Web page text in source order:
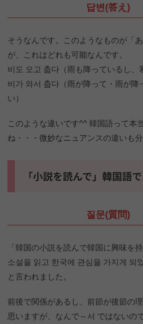
답변(答え)
そうなんです。このようなものが「
が、これはどれも可能なんです。
비도 오고 춥다（雨も降っているし、
비가 와서 춥다（雨が降って・雨が降
い）
このような違いです^^ 韓国語って本
ね・・・微妙なニュアンスの違いも
「小説を読んで」韓国語で
질문(質問)
「韓国の小説を読んで韓国に興味を
소설을 읽고 한국에 관심을 가지게 되
と言われました。
前後で関係があるし、前節が後節の
思いますが、なんで～서 ではないの